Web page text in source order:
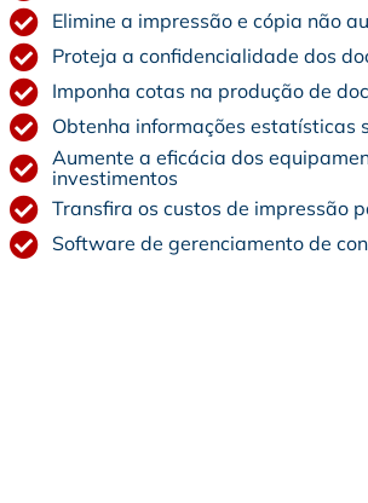
Elimine a impressão e cópia não
Proteja a confidencialidade dos
Imponha cotas na produção de
Obtenha informações estatísticas
Aumente a eficácia dos
investimentos
Transfira os custos de impressão
Software de gerenciamento de